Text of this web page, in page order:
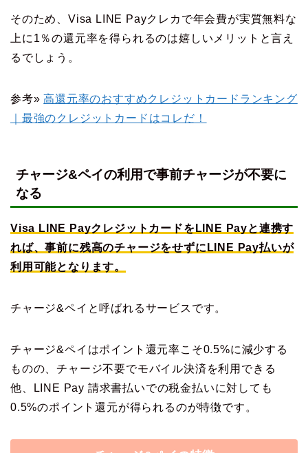
そのため、Visa LINE Payクレカで年会費が実質無料な
上に1％の還元率を得られるのは嬉しいメリットと言え
るでしょう。
参考»高還元率のおすすめクレジットカードランキング
｜最強のクレジットカードはコレだ！
チャージ&ペイの利用で事前チャージが不要に
なる
Visa LINE PayクレジットカードをLINE Payと連携す
れば、事前に残高のチャージをせずにLINE Pay払いが
利用可能となります。
チャージ&ペイと呼ばれるサービスです。
チャージ&ペイはポイント還元率こそ0.5%に減少する
ものの、チャージ不要でモバイル決済を利用できる
他、LINE Pay 請求書払いでの税金払いに対しても
0.5%のポイント還元が得られるのが特徴です。